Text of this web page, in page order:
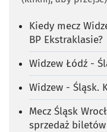
Kiedy mecz
BP Ekstraklasie?
Widzew Łódź -
Widzew - Śląsk.
Mecz Śląsk
sprzedaż biletów